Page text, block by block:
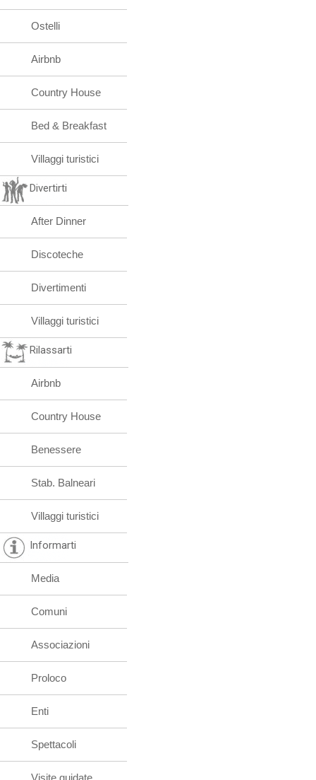
Ostelli
Airbnb
Country House
Bed & Breakfast
Villaggi turistici
Divertirti
After Dinner
Discoteche
Divertimenti
Villaggi turistici
Rilassarti
Airbnb
Country House
Benessere
Stab. Balneari
Villaggi turistici
Informarti
Media
Comuni
Associazioni
Proloco
Enti
Spettacoli
Visite guidate